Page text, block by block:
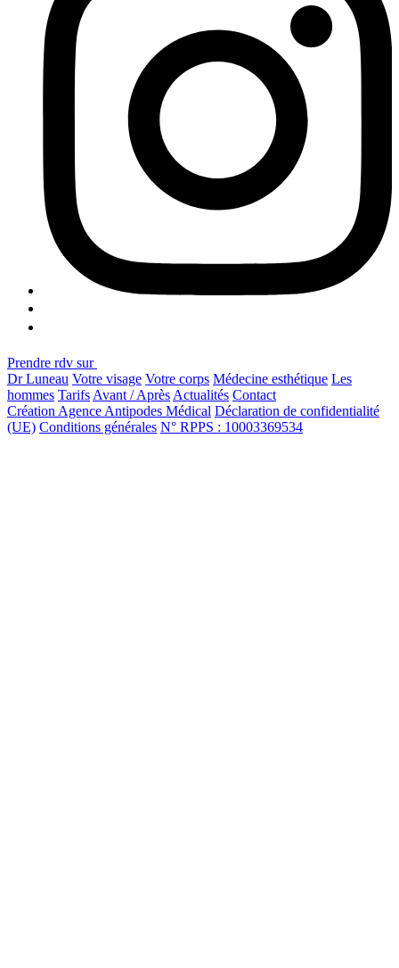
Prendre rdv sur
Dr Luneau Votre visage Votre corps Médecine esthétique Les
hommes Tarifs Avant / Après Actualités Contact
Création Agence Antipodes Médical Déclaration de confidentialité
(UE) Conditions générales N° RPPS : 10003369534